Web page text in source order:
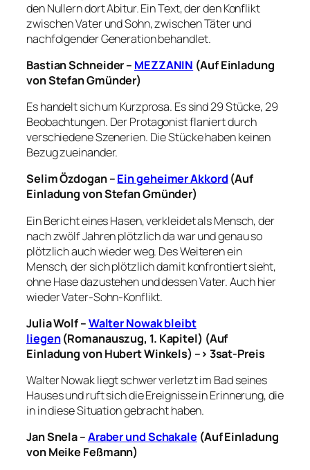
den Nullern dort Abitur. Ein Text, der den Konflikt
zwischen Vater und Sohn, zwischen Täter und
nachfolgender Generation behandlet.
Bastian Schneider – MEZZANIN (Auf Einladung
von Stefan Gmünder)
Es handelt sich um Kurzprosa. Es sind 29 Stücke, 29
Beobachtungen. Der Protagonist flaniert durch
verschiedene Szenerien. Die Stücke haben keinen
Bezug zueinander.
Selim Özdogan –Ein geheimer Akkord (Auf
Einladung von Stefan Gmünder)
Ein Bericht eines Hasen, verkleidet als Mensch, der
nach zwölf Jahren plötzlich da war und genau so
plötzlich auch wieder weg. Des Weiteren ein
Mensch, der sich plötzlich damit konfrontiert sieht,
ohne Hase dazustehen und dessen Vater. Auch hier
wieder Vater-Sohn-Konflikt.
Julia Wolf –Walter Nowak bleibt
liegen(Romanauszug, 1. Kapitel) (Auf
Einladung von Hubert Winkels) –> 3sat-Preis
Walter Nowak liegt schwer verletzt im Bad seines
Hauses und ruft sich die Ereignisse in Erinnerung, die
in in diese Situation gebracht haben.
Jan Snela –Araber und Schakale (Auf Einladung
von Meike Feßmann)